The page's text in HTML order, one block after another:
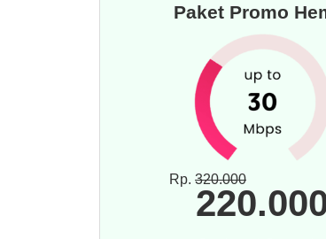
Paket Promo
Rp. 320.000